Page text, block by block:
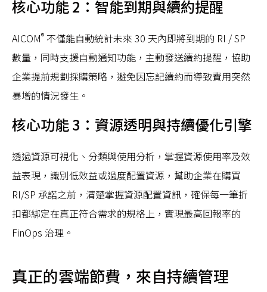
核心功能 2：智能到期與續約提醒
AICOM® 不僅能自動統計未來 30 天內即將到期的 RI / SP
數量，同時支援自動通知功能，主動發送續約提醒，協助
企業提前規劃採購策略，避免因忘記續約而導致費用突然
暴增的情況發生。
核心功能 3：資源透明與持續優化引擎
透過資源可視化、分類與使用分析，掌握資源使用率及效
益表現，識別低效益或過度配置資源，幫助企業在購買
RI/SP 承諾之前，清楚掌握資源配置資訊，確保每一筆折
扣都綁定在真正符合需求的規格上，實現最高回報率的
FinOps 治理。
真正的雲端節費，來自持續管理